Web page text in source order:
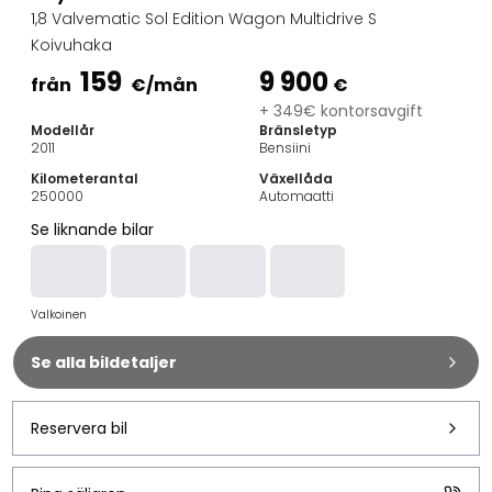
Kombibilar
Stadsbilar
Dragfordon
Kommersiella fordon
Auktionsbilar
Prisvärda bilar
Bilmärken
Audi
BMW
Kia
Mercedes-Benz
Polestar
Skoda
Tesla
1,8 Valvematic Sol Edition Wagon Multidrive S
Koivuhaka
från 159 €/mån 9 900 €
+ 349€ kontorsavgift
Modellår
2011
Bränsletyp
Bensiini
Kilometerantal
250000
Växellåda
Automaatti
Se liknande bilar
Valkoinen
Se alla bildetaljer
Reservera bil